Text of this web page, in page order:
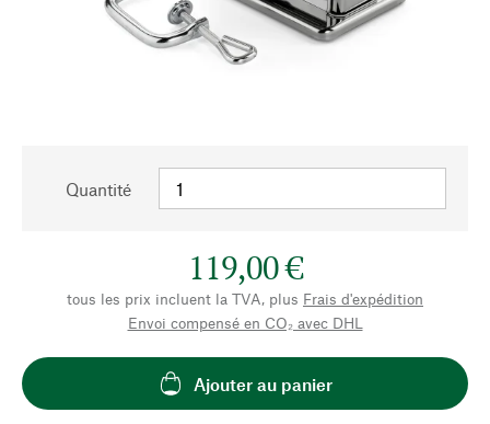
Quantité
119,00 €
tous les prix incluent la TVA, plus Frais d'expédition
Envoi compensé en CO₂ avec DHL
Ajouter au panier